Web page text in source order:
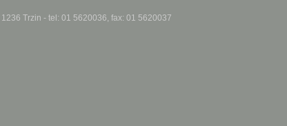
Trzin - tel: 01 5620036, fax: 01 5620037